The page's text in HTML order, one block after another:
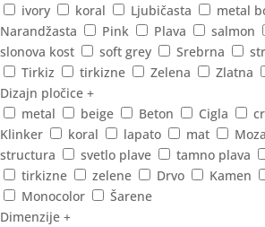
ivory
koral Ljubičasta
metal
Narandžasta
Pink Plava salmon
slonova kost
soft grey Srebrna
Tirkiz
tirkizne Zelena Zlatna
Dizajn pločice +
metal
beige Beton Cigla
Klinker
koral lapato mat
structura
svetlo plave tamno plava
tirkizne
zelene Drvo Kamen
Monocolor
Šarene
Dimenzije +